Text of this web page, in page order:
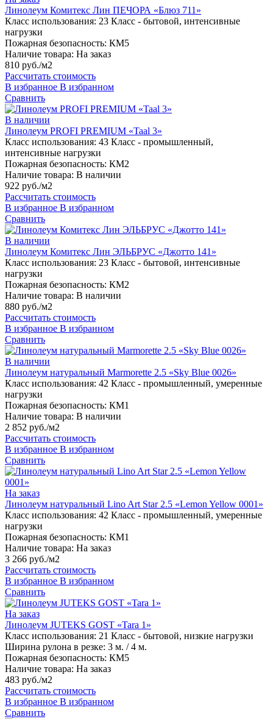
Линолеум Комитекс Лин ПЕЧОРА «Блюз 711»
Класс использования: 23 Класс - бытовой, интенсивные
нагрузки
Пожарная безопасность: КМ5
Наличие товара: На заказ
810 руб./м2
Рассчитать стоимость
В избранное В избранном
Сравнить
В наличии
Линолеум PROFI PREMIUM «Taal 3»
Класс использования: 43 Класс - промышленный,
интенсивные нагрузки
Пожарная безопасность: КМ2
Наличие товара: В наличии
922 руб./м2
Рассчитать стоимость
В избранное В избранном
Сравнить
В наличии
Линолеум Комитекс Лин ЭЛЬБРУС «Джотто 141»
Класс использования: 23 Класс - бытовой, интенсивные
нагрузки
Пожарная безопасность: КМ2
Наличие товара: В наличии
880 руб./м2
Рассчитать стоимость
В избранное В избранном
Сравнить
В наличии
Линолеум натуральный Marmorette 2.5 «Sky Blue 0026»
Класс использования: 42 Класс - промышленный, умеренные
нагрузки
Пожарная безопасность: КМ1
Наличие товара: В наличии
2 852 руб./м2
Рассчитать стоимость
В избранное В избранном
Сравнить
На заказ
Линолеум натуральный Lino Art Star 2.5 «Lemon Yellow 0001»
Класс использования: 42 Класс - промышленный, умеренные
нагрузки
Пожарная безопасность: КМ1
Наличие товара: На заказ
3 266 руб./м2
Рассчитать стоимость
В избранное В избранном
Сравнить
На заказ
Линолеум JUTEKS GOST «Tara 1»
Класс использования: 21 Класс - бытовой, низкие нагрузки
Ширина рулона в резке: 3 м. / 4 м.
Пожарная безопасность: КМ5
Наличие товара: На заказ
483 руб./м2
Рассчитать стоимость
В избранное В избранном
Сравнить